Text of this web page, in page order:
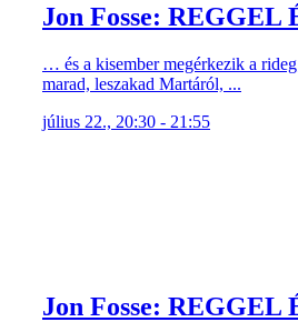
Jon Fosse: REGGEL
… és a kisember megérkezik a
marad, leszakad Martáról, ...
július 22., 20:30 - 21:55
Jon Fosse: REGGEL